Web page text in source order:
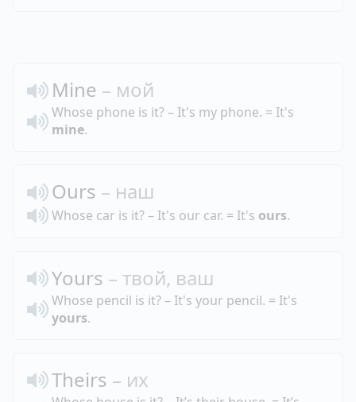
Mine – мой
Whose phone is it? – It's my phone. = It's
mine.
Ours – наш
Whose car is it? – It's our car. = It's ours.
Yours – твой, ваш
Whose pencil is it? – It's your pencil. = It's
yours.
Theirs – их